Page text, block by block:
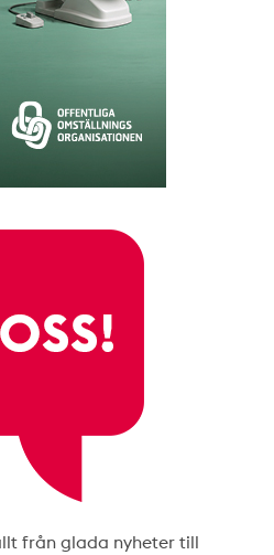
från glada nyheter till